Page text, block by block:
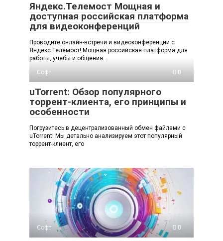
Яндекс.Телемост Мощная и
доступная российская платформа
для видеоконференций
Проводите онлайн-встречи и видеоконференции с
Яндекс.Телемост! Мощная российская платформа для
работы, учебы и общения.
Софт
0
uTorrent: Обзор популярного
торрент-клиента, его принципы и
особенности
Погрузитесь в децентрализованный обмен файлами с
uTorrent! Мы детально анализируем этот популярный
торрент-клиент, его
Софт 0